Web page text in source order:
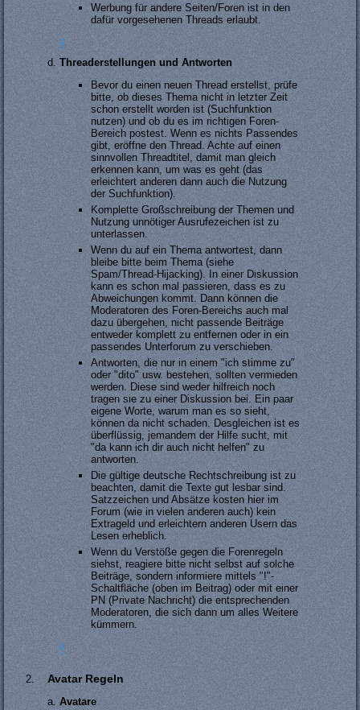
Werbung für andere Seiten/Foren ist in den
dafür vorgesehenen Threads erlaubt.
#
Threaderstellungen und Antworten
Bevor du einen neuen Thread erstellst, prüfe
bitte, ob dieses Thema nicht in letzter Zeit
schon erstellt worden ist (Suchfunktion
nutzen) und ob du es im richtigen Foren-
Bereich postest. Wenn es nichts Passendes
gibt, eröffne den Thread. Achte auf einen
sinnvollen Threadtitel, damit man gleich
erkennen kann, um was es geht (das
erleichtert anderen dann auch die Nutzung
der Suchfunktion).
Komplette Großschreibung der Themen und
Nutzung unnötiger Ausrufezeichen ist zu
unterlassen.
Wenn du auf ein Thema antwortest, dann
bleibe bitte beim Thema (siehe
Spam/Thread-Hijacking). In einer Diskussion
kann es schon mal passieren, dass es zu
Abweichungen kommt. Dann können die
Moderatoren des Foren-Bereichs auch mal
dazu übergehen, nicht passende Beiträge
entweder komplett zu entfernen oder in ein
passendes Unterforum zu verschieben.
Antworten, die nur in einem "ich stimme zu"
oder "dito" usw. bestehen, sollten vermieden
werden. Diese sind weder hilfreich noch
tragen sie zu einer Diskussion bei. Ein paar
eigene Worte, warum man es so sieht,
können da nicht schaden. Desgleichen ist es
überflüssig, jemandem der Hilfe sucht, mit
"da kann ich dir auch nicht helfen" zu
antworten.
Die gültige deutsche Rechtschreibung ist zu
beachten, damit die Texte gut lesbar sind.
Satzzeichen und Absätze kosten hier im
Forum (wie in vielen anderen auch) kein
Extrageld und erleichtern anderen Usern das
Lesen erheblich.
Wenn du Verstöße gegen die Forenregeln
siehst, reagiere bitte nicht selbst auf solche
Beiträge, sondern informiere mittels "!"-
Schaltfläche (oben im Beitrag) oder mit einer
PN (Private Nachricht) die entsprechenden
Moderatoren, die sich dann um alles Weitere
kümmern.
#
Avatar Regeln
Avatare